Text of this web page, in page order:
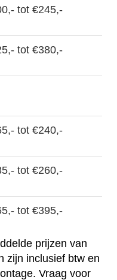
tot €245,-
tot €380,-
tot €240,-
tot €260,-
tot €395,-
prijzen van
zijn inclusief btw en
Vraag voor